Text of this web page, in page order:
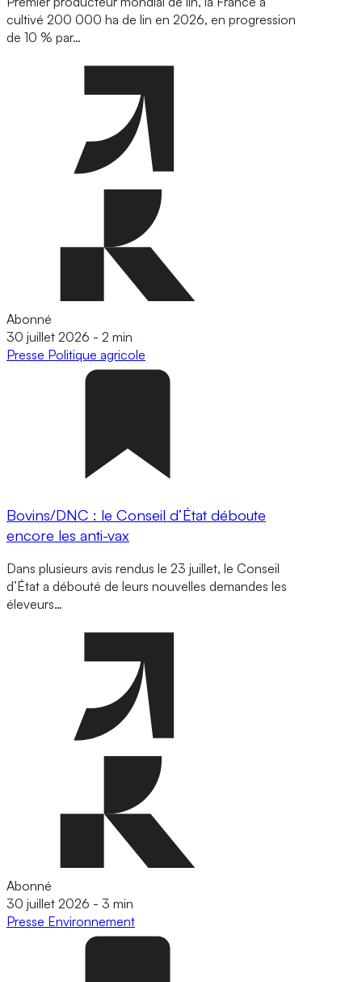
cultivé 200 000 ha de lin en 2026, en progression
de 10 % par…
Abonné
30 juillet 2026 - 2 min
Presse Politique agricole
Bovins/DNC : le Conseil d’État déboute
encore les anti-vax
Dans plusieurs avis rendus le 23 juillet, le Conseil
d’État a débouté de leurs nouvelles demandes les
éleveurs…
Abonné
30 juillet 2026 - 3 min
Presse Environnement